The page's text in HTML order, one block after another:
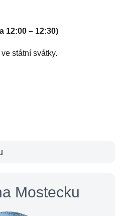
12:00 – 12:30)
státní svátky.
Mostecku